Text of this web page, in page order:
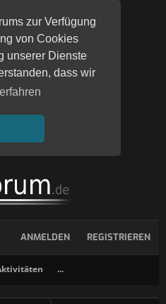
zur Verfügung
von Cookies
unserer Dienste
dass wir
...
ANMELDEN REGISTRIEREN